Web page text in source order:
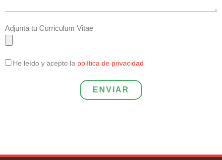
Adjunta tu Curriculum Vitae
He leído y acepto la política de privacidad
ENVIAR